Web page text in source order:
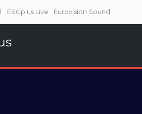
ESCplus Live Eurovision Sound